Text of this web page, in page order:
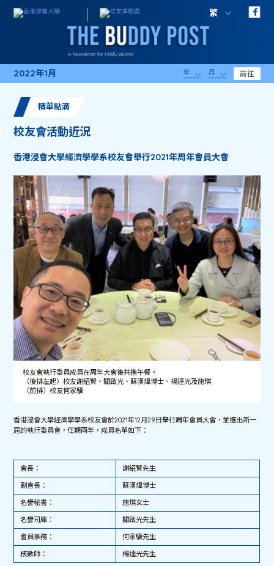
繁
2022年1月 年 月 前往
精華點滴
校友會活動近況
香港浸會大學經濟學學系校友會舉行2021年周年會員大會
校友會執行委員成員在周年大會後共進午餐。
（後排左起）校友謝紹賢、關啟光、蘇漢煒博士、楊達光及施琪
（前排）校友何家驥
香港浸會大學經濟學學系校友會於2021年12月29日舉行周年會員大會，並選出新一
屆的執行委員會，任期兩年，成員名單如下：
會長：
謝紹賢先生
副會長：
蘇漢煒博士
名譽秘書：
施琪女士
名譽司庫：
關啟光先生
會員事務：
何家驥先生
核數師：
楊達光先生